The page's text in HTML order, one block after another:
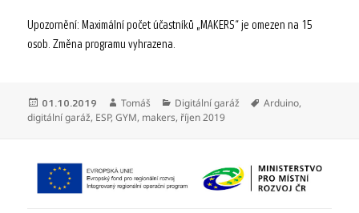
Upozornění: Maximální počet účastníků „MAKERS“ je omezen na 15
osob. Změna programu vyhrazena.
Publikováno:
01.10.2019 Autor:
Tomáš Rubriky:
Digitální garáž Štítky:
Arduino,
digitální garáž, ESP,GYM, makers, říjen 2019